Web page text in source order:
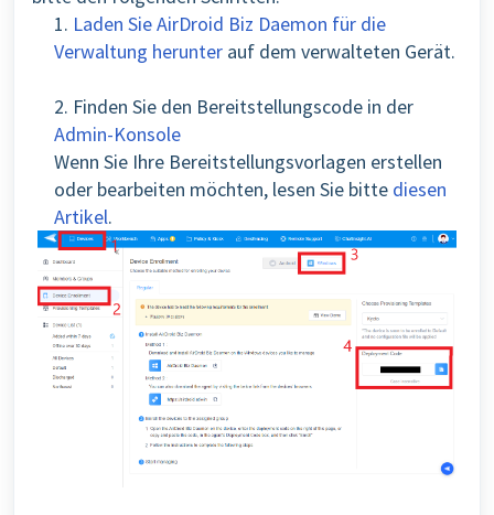
1. Laden Sie AirDroid Biz Daemon für die
Verwaltung herunter auf dem verwalteten Gerät.
2. Finden Sie den Bereitstellungscode in der
Admin-Konsole
Wenn Sie Ihre Bereitstellungsvorlagen erstellen
oder bearbeiten möchten, lesen Sie bitte diesen
Artikel.